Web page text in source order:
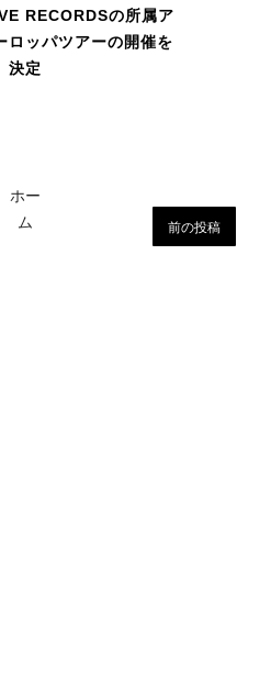
RECORDSの所属ア
ッパツアーの開催を
決定
前の投稿
ホー
ム